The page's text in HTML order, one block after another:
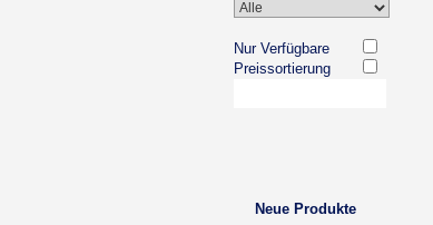
Nur Verfügbare
Preissortierung
Neue Produkte